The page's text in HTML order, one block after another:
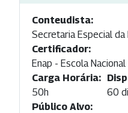
Conteudista:
Secretaria Especial
Certificador:
Enap - Escola
Carga Horária:
50h
60
Público Alvo: